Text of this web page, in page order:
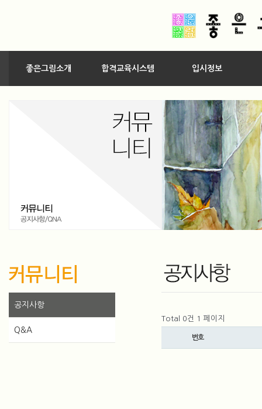
좋은그림소개 합격교육시스템 입시정보
공지사항
Q&A
Total 0건 1 페이지
번호